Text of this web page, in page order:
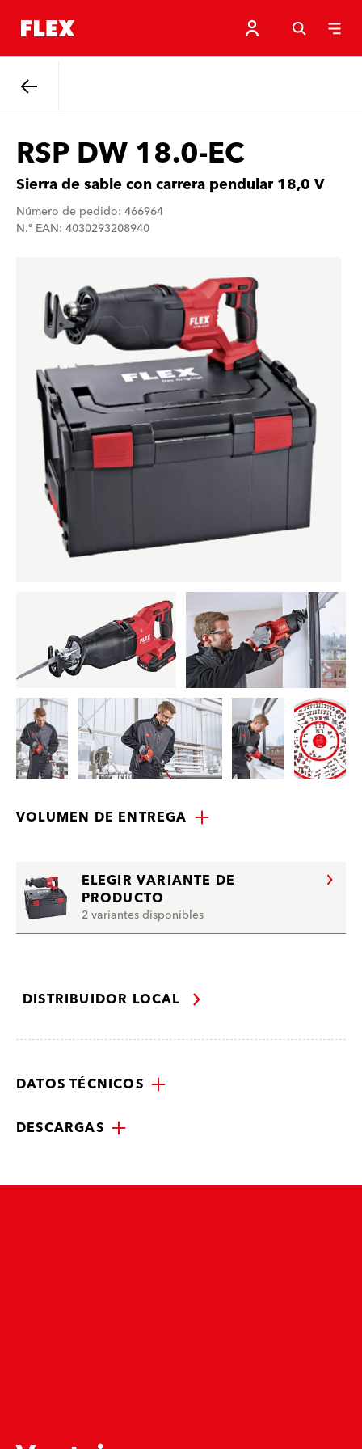
RSP DW 18.0-EC
Sierra de sable con carrera pendular 18,0 V
Número de pedido: 466964
N.º EAN: 4030293208940
VOLUMEN DE ENTREGA
ELEGIR VARIANTE DE
PRODUCTO
2 variantes disponibles
DISTRIBUIDOR LOCAL
DATOS TÉCNICOS
DESCARGAS